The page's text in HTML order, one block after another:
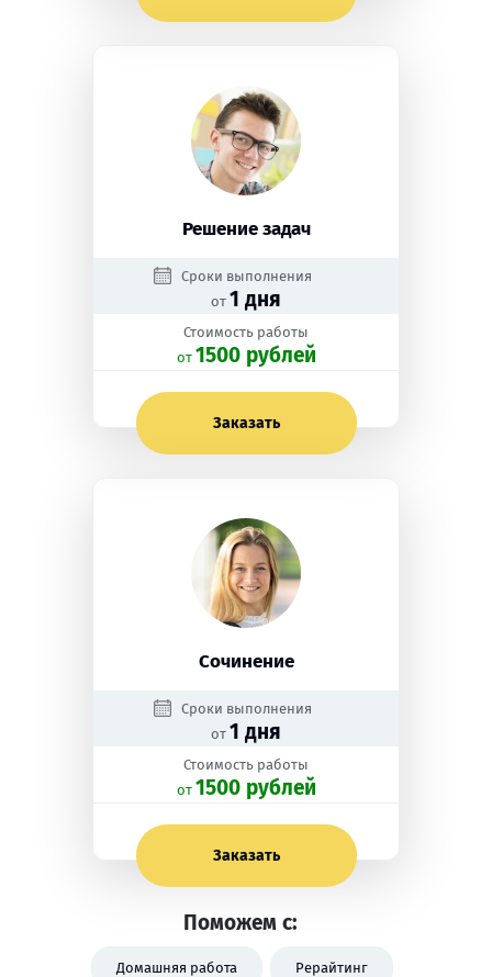
Решение задач
Сроки выполнения
от 1 дня
Стоимость работы
oт 1500 рублей
Заказать
Сочинение
Сроки выполнения
от 1 дня
Стоимость работы
oт 1500 рублей
Заказать
Поможем с:
Домашняя работа Рерайтинг